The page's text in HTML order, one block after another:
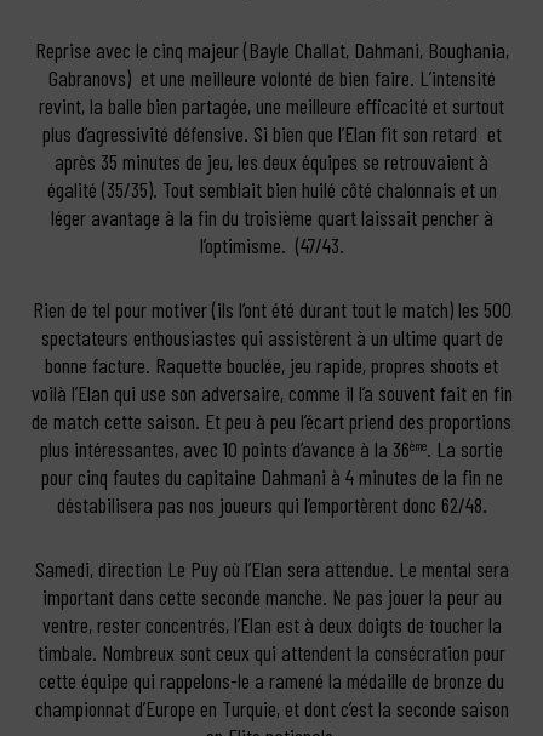
Reprise avec le cinq majeur (Bayle Challat, Dahmani, Boughania,
Gabranovs) et une meilleure volonté de bien faire. L’intensité
revint, la balle bien partagée, une meilleure efficacité et surtout
plus d’agressivité défensive. Si bien que l’Elan fit son retard et
après 35 minutes de jeu, les deux équipes se retrouvaient à
égalité (35/35). Tout semblait bien huilé côté chalonnais et un
léger avantage à la fin du troisième quart laissait pencher à
l’optimisme. (47/43.
Rien de tel pour motiver (ils l’ont été durant tout le match) les 500
spectateurs enthousiastes qui assistèrent à un ultime quart de
bonne facture. Raquette bouclée, jeu rapide, propres shoots et
voilà l’Elan qui use son adversaire, comme il l’a souvent fait en fin
de match cette saison. Et peu à peu l’écart priend des proportions
plus intéressantes, avec 10 points d’avance à la 36ème. La sortie
pour cinq fautes du capitaine Dahmani à 4 minutes de la fin ne
déstabilisera pas nos joueurs qui l’emportèrent donc 62/48.
Samedi, direction Le Puy où l’Elan sera attendue. Le mental sera
important dans cette seconde manche. Ne pas jouer la peur au
ventre, rester concentrés, l’Elan est à deux doigts de toucher la
timbale. Nombreux sont ceux qui attendent la consécration pour
cette équipe qui rappelons-le a ramené la médaille de bronze du
championnat d’Europe en Turquie, et dont c’est la seconde saison